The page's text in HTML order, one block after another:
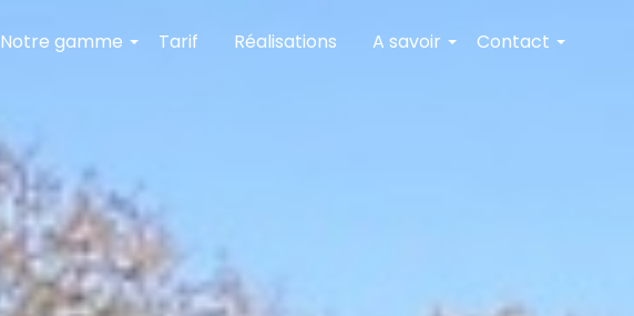
+
Notre gamme Tarif Réalisations +
A savoir +
Contact